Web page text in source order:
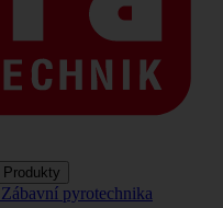
Zábavní pyrotechnika